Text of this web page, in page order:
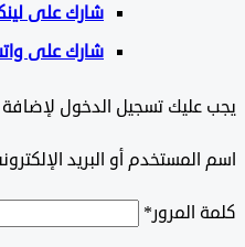
شارك على لينكد إن
شارك على واتس آب
تسجيل الدخول لإضافة إجابة.
أو البريد الإلكتروني*
*